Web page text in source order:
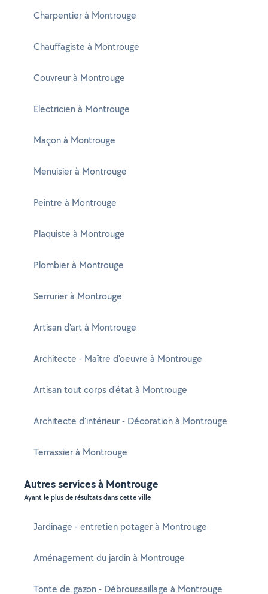
Charpentier à Montrouge
Chauffagiste à Montrouge
Couvreur à Montrouge
Electricien à Montrouge
Maçon à Montrouge
Menuisier à Montrouge
Peintre à Montrouge
Plaquiste à Montrouge
Plombier à Montrouge
Serrurier à Montrouge
Artisan d'art à Montrouge
Architecte - Maître d'oeuvre à Montrouge
Artisan tout corps d'état à Montrouge
Architecte d'intérieur - Décoration à Montrouge
Terrassier à Montrouge
Autres services à Montrouge
Ayant le plus de résultats dans cette ville
Jardinage - entretien potager à Montrouge
Aménagement du jardin à Montrouge
Tonte de gazon - Débroussaillage à Montrouge